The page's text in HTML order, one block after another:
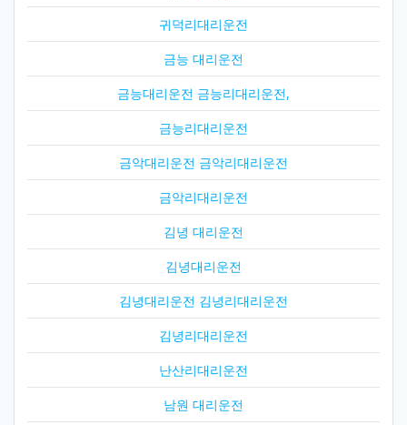
귀덕리대리운전
금능 대리운전
금능대리운전 금능리대리운전,
금능리대리운전
금악대리운전 금악리대리운전
금악리대리운전
김녕 대리운전
김녕대리운전
김녕대리운전 김녕리대리운전
김녕리대리운전
난산리대리운전
남원 대리운전